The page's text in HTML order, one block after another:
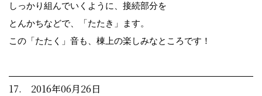
しっかり組んでいくように、接続部分を
とんかちなどで、「たたき」ます。
この「たたく」音も、棟上の楽しみなところです！
17. 2016年06月26日